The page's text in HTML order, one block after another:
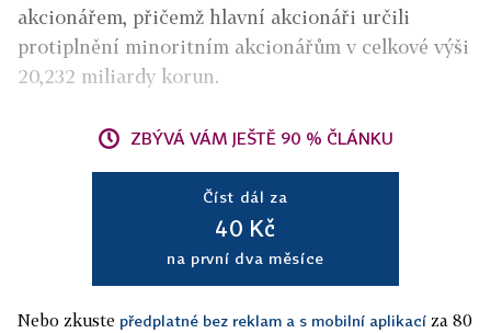
akcionářem, přičemž hlavní akcionáři určili
protiplnění minoritním akcionářům v celkové výši
20,232 miliardy korun.
ZBÝVÁ VÁM JEŠTĚ 90 % ČLÁNKU
Číst dál za
40 Kč
na první dva měsíce
Nebo zkuste předplatné bez reklam a s mobilní aplikací za 80